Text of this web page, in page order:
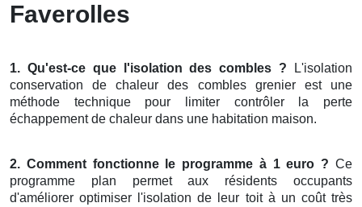
Faverolles
1. Qu'est-ce que l'isolation des combles ? L'isolation
conservation de chaleur des combles grenier est une
méthode technique pour limiter contrôler la perte
échappement de chaleur dans une habitation maison.
2. Comment fonctionne le programme à 1 euro ? Ce
programme plan permet aux résidents occupants
d'améliorer optimiser l'isolation de leur toit à un coût très